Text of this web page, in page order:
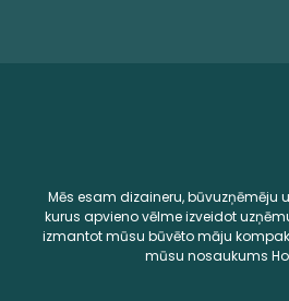
Mēs esam dizaineru, būvuzņēmēju
kurus apvieno vēlme izveidot
izmantot mūsu būvēto māju
mūsu nosaukums